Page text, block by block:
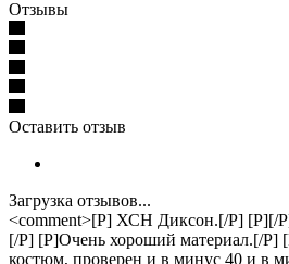
Отзывы
Оставить отзыв
Загрузка отзывов...
<comment>[P] ХСН Диксон.[/P]
[/P] [P]Очень хороший материал.[/P]
костюм, проверен и в минус 40 и в